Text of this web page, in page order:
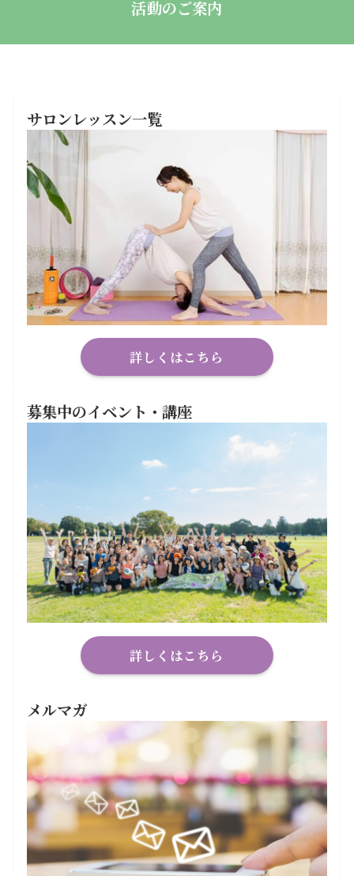
活動のご案内
サロンレッスン一覧
詳しくはこちら
募集中のイベント・講座
詳しくはこちら
メルマガ